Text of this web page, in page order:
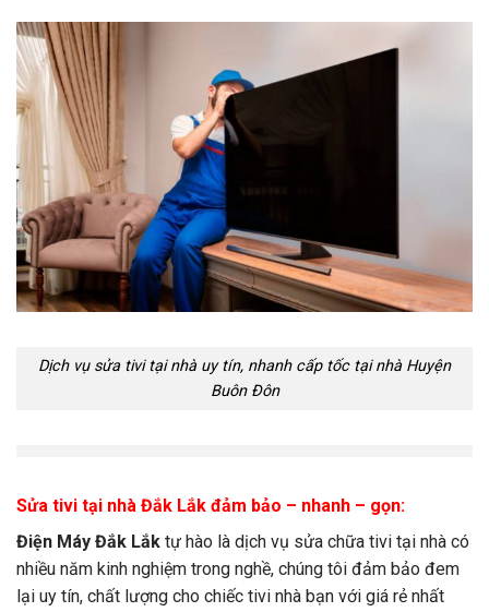
Dịch vụ sửa tivi tại nhà uy tín, nhanh cấp tốc tại nhà Huyện
Buôn Đôn
Sửa tivi tại nhà Đắk Lắk đảm bảo – nhanh – gọn:
Điện Máy Đắk Lắk tự hào là dịch vụ sửa chữa tivi tại nhà có
nhiều năm kinh nghiệm trong nghề, chúng tôi đảm bảo đem
lại uy tín, chất lượng cho chiếc tivi nhà bạn với giá rẻ nhất